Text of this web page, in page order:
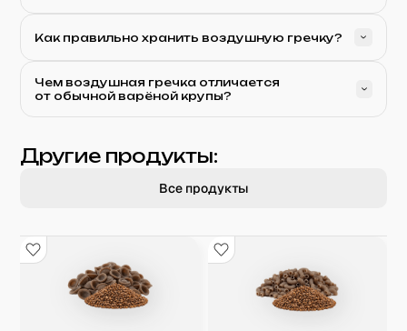
Как правильно хранить воздушную гречку?
Чем воздушная гречка отличается
от обычной варёной крупы?
Другие продукты:
Все продукты